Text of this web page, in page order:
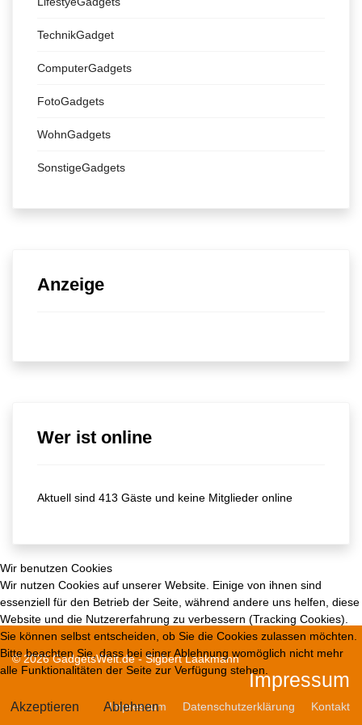
TechnikGadget
ComputerGadgets
FotoGadgets
WohnGadgets
SonstigeGadgets
Anzeige
Wer ist online
Aktuell sind 413 Gäste und keine Mitglieder online
© 2026 GadgetsWelt.de - Sigbert Laakmann
Impressum
Impressum Datenschutzerklärung Kontakt
Wir benutzen Cookies
Wir nutzen Cookies auf unserer Website. Einige von ihnen sind
essenziell für den Betrieb der Seite, während andere uns helfen, diese
Website und die Nutzererfahrung zu verbessern (Tracking Cookies).
Sie können selbst entscheiden, ob Sie die Cookies zulassen möchten.
Bitte beachten Sie, dass bei einer Ablehnung womöglich nicht mehr
alle Funktionalitäten der Seite zur Verfügung stehen.
Akzeptieren Ablehnen